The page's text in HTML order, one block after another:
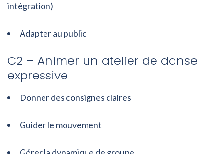
intégration)
Adapter au public
C2 – Animer un atelier de danse
expressive
Donner des consignes claires
Guider le mouvement